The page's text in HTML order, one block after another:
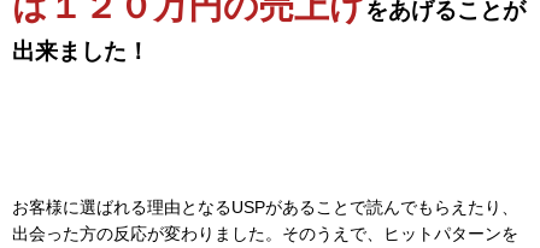
をあげることが
出来ました！
お客様に選ばれる理由となるUSPがあることで読んでもらえたり、
出会った方の反応が変わりました。そのうえで、ヒットパターンを